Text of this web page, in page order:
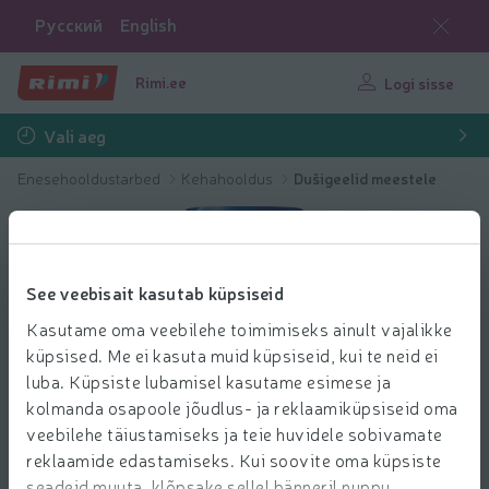
See veebisait kasutab küpsiseid
Kasutame oma veebilehe toimimiseks ainult vajalikke
küpsised. Me ei kasuta muid küpsiseid, kui te neid ei
luba. Küpsiste lubamisel kasutame esimese ja
kolmanda osapoole jõudlus- ja reklaamiküpsiseid oma
veebilehe täiustamiseks ja teie huvidele sobivamate
reklaamide edastamiseks. Kui soovite oma küpsiste
Русский English
Rimi.ee Logi sisse
Vali aeg
Enesehooldustarbed Kehahooldus Dušigeelid meestele